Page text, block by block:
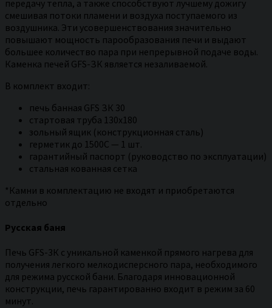
передачу тепла, а также способствуют лучшему дожигу
смешивая потоки пламени и воздуха поступаемого из
воздушника. Эти усовершенствования значительно
повышают мощность парообразования печи и выдают
большее количество пара при непрерывной подаче воды.
Каменка печей GFS-ЗК является незаливаемой.
В комплект входит:
печь банная GFS ЗК 30
стартовая труба 130х180
зольный ящик (конструкционная сталь)
герметик до 1500С — 1 шт.
гарантийный паспорт (руководство по эксплуатации)
стальная кованная сетка
*Камни в комплектацию не входят и приобретаются
отдельно
Русская баня
Печь GFS-3К с уникальной каменкой прямого нагрева для
получения легкого мелкодисперсного пара, необходимого
для режима русской бани. Благодаря инновационной
конструкции, печь гарантированно входит в режим за 60
минут.